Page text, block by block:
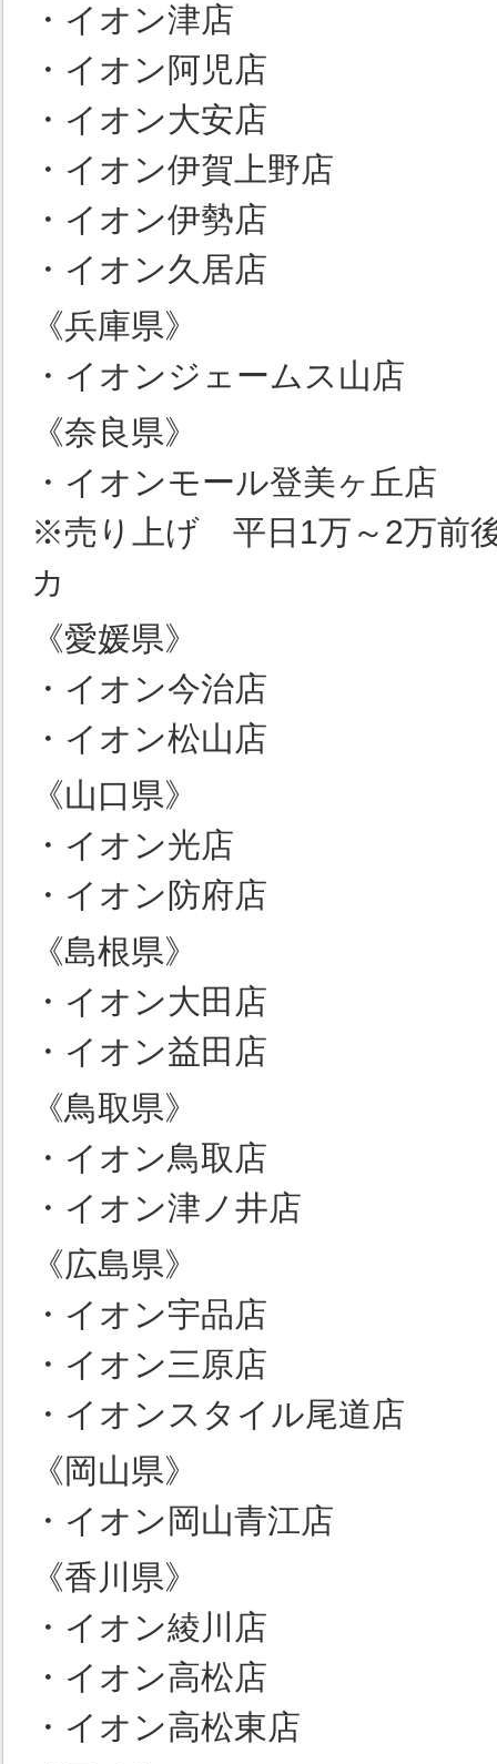
・イオン津店
・イオン阿児店
・イオン大安店
・イオン伊賀上野店
・イオン伊勢店
・イオン久居店
《兵庫県》
・イオンジェームス山店
《奈良県》
・イオンモール登美ヶ丘店
※売り上げ 平日1万～2万前
カ
《愛媛県》
・イオン今治店
・イオン松山店
《山口県》
・イオン光店
・イオン防府店
《島根県》
・イオン大田店
・イオン益田店
《鳥取県》
・イオン鳥取店
・イオン津ノ井店
《広島県》
・イオン宇品店
・イオン三原店
・イオンスタイル尾道店
《岡山県》
・イオン岡山青江店
《香川県》
・イオン綾川店
・イオン高松店
・イオン高松東店